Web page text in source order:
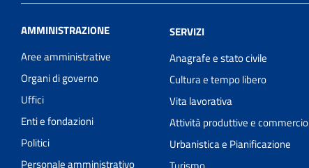
AMMINISTRAZIONE
Aree amministrative
Organi di governo
Uffici
Enti e fondazioni
Politici
Personale amministrativo
SERVIZI
Anagrafe e stato civile
Cultura e tempo libero
Vita lavorativa
Attività produttive e commercio
Urbanistica e Pianificazione